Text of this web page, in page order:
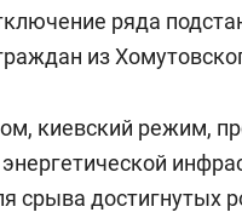
ряда
из
киевский режим,
срыва достигнутых